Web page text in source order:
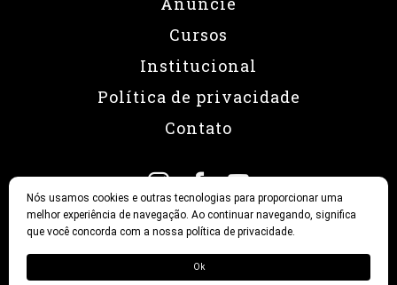
Cursos
Institucional
Política de privacidade
Contato
Nós usamos cookies e outras tecnologias para proporcionar uma
melhor experiência de navegação. Ao continuar navegando, significa
que você concorda com a nossa política de privacidade.
Ok